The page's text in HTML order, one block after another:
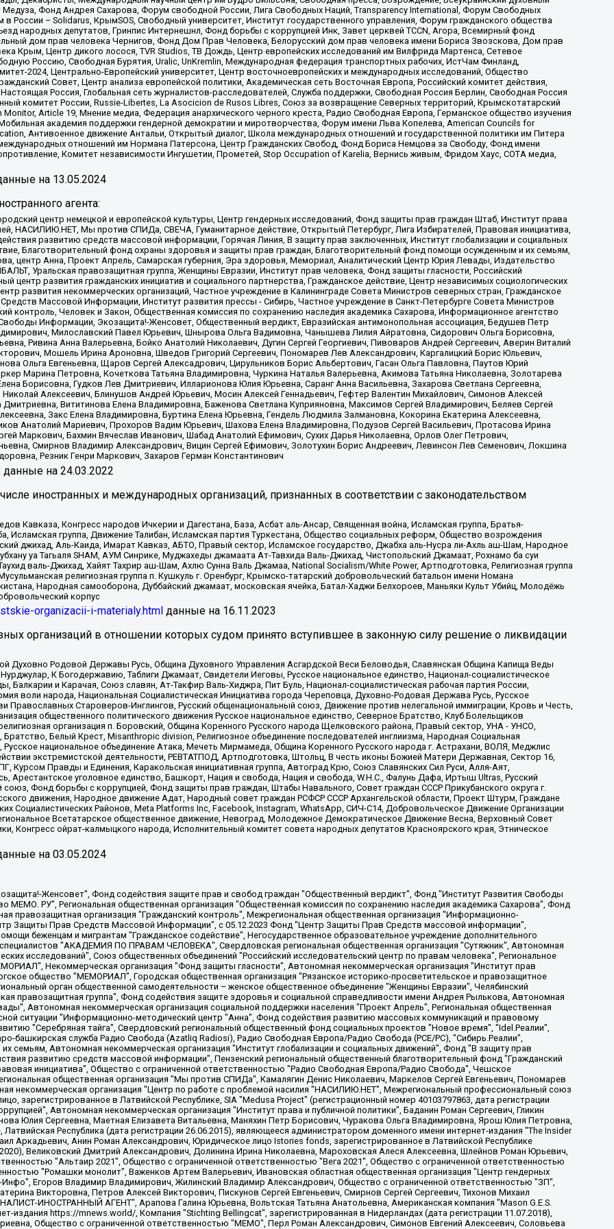
Фонд Андрея Сахарова, Форум свободной России, Лига Свободных Наций, Transparеncy International, Форум Свободных
России – Solidarus, КрымSOS, Свободный университет, Институт государственного управления, Форум гражданского общества
народных депутатов, Гринпис Интернешнл, Фонд борьбы с коррупцией Инк, Завет церквей TCCN, Агора, Всемирный фонд
дом прав человека Чернигов, Фонд Дом Прав Человека, Белорусский дом прав человека имени Бориса Звозскова, Дом прав
Крым, Центр дикого лосося, TVR Studios, ТВ Дождь, Центр европейских исследований им Вилфрида Мартенса, Сетевое
Россию, Свободная Бурятия, Uralic, UnKremlin, Международная федерация транспортных рабочих, ИстЧам Финланд,
2024, Центрально-Европейский университет, Центр восточноевропейских и международных исследований, Общество
Совет, Центр анализа европейской политики, Академическая сеть Восточная Европа, Российский комитет действия,
Россия, Глобальная сеть журналистов-расследователей, Служба поддержки, Свободная Россия Берлин, Свободная Россия
комитет России, Russie-Libertes, La Asocicion de Rusos Libres, Союз за возвращение Северных территорий, Крымскотатарский
Article 19, Мнение медиа, Федерация анархического черного креста, Радио Свободная Европа, Германское общество изучения
академия поддержки гендерной демократии и миротворчества, Форум имени Льва Копелева, American Councils for
Антивоенное движение Антальи, Открытый диалог, Школа международных отношений и государственной политики им Питера
отношений им Нормана Патерсона, Центр Гражданских Свобод, Фонд Бориса Немцова за Свободу, Фонд имени
Комитет независимости Ингушетии, Прометей, Stop Occupation of Karelia, Вернись живым, Фридом Хаус, СОТА медиа,
на 13.05.2024
агента:
центр немецкой и европейской культуры, Центр гендерных исследований, Фонд защиты прав граждан Штаб, Институт права
НАСИЛИЮ.НЕТ, Мы против СПИДа, СВЕЧА, Гуманитарное действие, Открытый Петербург, Лига Избирателей, Правовая инициатива,
развитию средств массовой информации, Горячая Линия, В защиту прав заключенных, Институт глобализации и социальных
Благотворительный фонд охраны здоровья и защиты прав граждан, Благотворительный фонд помощи осужденным и их семьям,
центр Анна, Проект Апрель, Самарская губерния, Эра здоровья, Мемориал, Аналитический Центр Юрия Левады, Издательство
Уральская правозащитная группа, Женщины Евразии, Институт прав человека, Фонд защиты гласности, Российский
центр развития гражданских инициатив и социального партнерства, Гражданское действие, Центр независимых социологических
развития некоммерческих организаций, Частное учреждение в Калининграде Совета Министров северных стран, Гражданское
Массовой Информации, Институт развития прессы - Сибирь, Частное учреждение в Санкт-Петербурге Совета Министров
контроль, Человек и Закон, Общественная комиссия по сохранению наследия академика Сахарова, Информационное агентство
Информации, Экозащита!-Женсовет, Общественный вердикт, Евразийская антимонопольная ассоциация, Бедушев Петр
Милославский Павел Юрьевич, Шнырова Ольга Вадимовна, Чанышева Лилия Айратовна, Сидорович Ольга Борисовна,
Ривина Анна Валерьевна, Бойко Анатолий Николаевич, Дугин Сергей Георгиевич, Пивоваров Андрей Сергеевич, Аверин Виталий
Мошель Ирина Ароновна, Шведов Григорий Сергеевич, Пономарев Лев Александрович, Каргалицкий Борис Юльевич,
Ольга Евгеньевна, Щаров Сергей Алексадрович, Цирульников Борис Альбертович, Гасан Ольга Павловна, Паутов Юрий
Марина Петровна, Кочеткова Татьяна Владимировна, Чуркина Наталья Валерьевна, Акимова Татьяна Николаевна, Золотарева
Борисовна, Гудков Лев Дмитриевич, Илларионова Юлия Юрьевна, Саранг Анна Васильевна, Захарова Светлана Сергеевна,
Алексеевич, Блинушов Андрей Юрьевич, Мосин Алексей Геннадьевич, Гефтер Валентин Михайлович, Симонов Алексей
Вититинова Елена Владимировна, Баженова Светлана Куприяновна, Максимов Сергей Владимирович, Беляев Сергей
Закс Елена Владимировна, Буртина Елена Юрьевна, Гендель Людмила Залмановна, Кокорина Екатерина Алексеевна,
Анатолий Мариевич, Прохоров Вадим Юрьевич, Шахова Елена Владимировна, Подузов Сергей Васильевич, Протасова Ирина
Маркович, Бахмин Вячеслав Иванович, Шабад Анатолий Ефимович, Сухих Дарья Николаевна, Орлов Олег Петрович,
Смирнов Владимир Александрович, Вицин Сергей Ефимович, Золотухин Борис Андреевич, Левинсон Лев Семенович, Локшина
Резник Генри Маркович, Захаров Герман Константинович
данные на 24.03.2022
иностранных и международных организаций, признанных в соответствии с законодательством
Кавказа, Конгресс народов Ичкерии и Дагестана, База, Асбат аль-Ансар, Священная война, Исламская группа, Братья-
Исламская группа, Движение Талибан, Исламская партия Туркестана, Общество социальных реформ, Общество возрождения
джихад, Аль-Каида, Имарат Кавказ, АБТО, Правый сектор, Исламское государство, Джабха аль-Нусра ли-Ахль аш-Шам, Народное
уа Тагьаля SHAM, АУМ Синрике, Муджахеды джамаата Ат-Тавхида Валь-Джихад, Чистопольский Джамаат, Рохнамо ба суи
валь-Джихад, Хайят Тахрир аш-Шам, Ахлю Сунна Валь Джамаа, National Socialism/White Power, Артподготовка, Религиозная группа
религиозная группа п. Кушкуль г. Оренбург, Крымско-татарский добровольческий батальон имени Номана
Народная самооборона, Дуббайский джамаат, московская ячейка, Батал-Хаджи Белхороев, Маньяки Культ Убийц, Молодёжь
корпус
organizacii-i-materialy.html данные на 16.11.2023
организаций в отношении которых судом принято вступившее в законную силу решение о ликвидации
Духовно Родовой Державы Русь, Община Духовного Управления Асгардской Веси Беловодья, Славянская Община Капища Веды
К Богодержавию, Таблиги Джамаат, Свидетели Иеговы, Русское национальное единство, Национал-социалистическое
и Карачая, Союз славян, Ат-Такфир Валь-Хиджра, Пит Буль, Национал-социалистическая рабочая партия России,
воли народа, Национальная Социалистическая Инициатива города Череповца, Духовно-Родовая Держава Русь, Русское
Православных Староверов-Инглингов, Русский общенациональный союз, Движение против нелегальной иммиграции, Кровь и Честь,
общественного политического движения Русское национальное единство, Северное Братство, Клуб Болельщиков
организация п. Боровский, Община Коренного Русского народа Щелковского района, Правый сектор, УНА - УНСО,
Белый Крест, Misanthropic division, Религиозное объединение последователей инглиизма, Народная Социальная
Русское национальное объединение Атака, Мечеть Мирмамеда, Община Коренного Русского народа г. Астрахани, ВОЛЯ, Меджлис
экстремистской деятельности, РЕВТАТПОД, Артподготовка, Штольц, В честь иконы Божией Матери Державная, Сектор 16,
Правды и Единения, Каракольская инициативная группа, Автоград Крю, Союз Славянских Сил Руси, Алля-Аят,
Арестантское уголовное единство, Башкорт, Нация и свобода, Нация и свобода, W.H.С., Фалунь Дафа, Иртыш Ultras, Русский
Фонд борьбы с коррупцией, Фонд защиты прав граждан, Штабы Навального, Совет граждан СССР Прикубанского округа г.
движения, Народное движение Адат, Народный совет граждан РСФСР СССР Архангельской области, Проект Штурм, Граждане
Социалистических Районов, Meta Platforms Inc, Facebook, Instagram, WhatsApp, СИЧ-С14, Добровольческое Движение Организации
Всетатарское общественное движение, Невоград, Молодежное Демократическое Движение Весна, Верховный Совет
Конгресс ойрат-калмыцкого народа, Исполнительный комитет совета народных депутатов Красноярского края, Этническое
на 03.05.2024
Александрович, Савицкая Людмила Алексеевна, Автономная некоммерческая организация "Центр по работе с проблемой насилия "НАСИЛИЮ.НЕТ", Межрегиональный профессиональный союз работников здравоохранения "Альянс врачей", Юридическое лицо, зарегистрированное в Латвийской Республике, SIA "Medusa Project" (регистрационный номер 40103797863, дата регистрации 10.06.2014), Некоммерческая организация "Фонд по борьбе с коррупцией", Автономная некоммерческая организация "Институт права и публичной политики", Баданин Роман Сергеевич, Гликин Максим Александрович, Железнова Мария Михайловна, Лукьянова Юлия Сергеевна, Маетная Елизавета Витальевна, Маняхин Петр Борисович, Чуракова Ольга Владимировна, Ярош Юлия Петровна, Юридическое лицо "The Insider SIA", зарегистрированное в Риге, Латвийская Республика (дата регистрации 26.06.2015), являющееся администратором доменного имени интернет-издания "The Insider SIA", https://theins.ru, Постернак Алексей Евгеньевич, Рубин Михаил Аркадьевич, Анин Роман Александрович, Юридическое лицо Istories fonds, зарегистрированное в Латвийской Республике (регистрационный номер 50008295751, дата регистрации 24.02.2020), Великовский Дмитрий Александрович, Долинина Ирина Николаевна, Мароховская Алеся Алексеевна, Шлейнов Роман Юрьевич, Шмагун Олеся Валентиновна, Общество с ограниченной ответственностью "Альтаир 2021", Общество с ограниченной ответственностью "Вега 2021", Общество с ограниченной ответственностью "Главный редактор 2021", Общество с ограниченной ответственностью "Ромашки монолит", Важенков Артем Валерьевич, Ивановская областная общественная организация "Центр гендерных исследований", Гурман Юрий Альбертович, Медиапроект "ОВД-Инфо", Егоров Владимир Владимирович, Жилинский Владимир Александрович, Общество с ограниченной ответственностью "ЗП", Иванова София Юрьевна, Карезина Инна Павловна, Кильтау Екатерина Викторовна, Петров Алексей Викторович, Пискунов Сергей Евгеньевич, Смирнов Сергей Сергеевич, Тихонов Михаил Сергеевич, Общество с ограниченной ответственностью "ЖУРНАЛИСТ-ИНОСТРАННЫЙ АГЕНТ", Арапова Галина Юрьевна, Вольтская Татьяна Анатольевна, Американская компания "Mason G.E.S. Anonymous Foundation" (США), являющаяся владельцем интернет-издания https://mnews.world/, Компания "Stichting Bellingcat", зарегистрированная в Нидерландах (дата регистрации 11.07.2018), Захаров Андрей Вячеславович, Клепиковская Екатерина Дмитриевна, Общество с ограниченной ответственностью "МЕМО", Перл Роман Александрович, Симонов Евгений Алексеевич, Соловьева Елена Анатольевна, Сотников Даниил Владимирович, Сурначева Елизавета Дмитриевна, Автономная некоммерческая организация по защите прав человека и информированию населения "Якутия – Наше Мнение", Общество с ограниченной ответственностью "Москоу диджитал медиа", с 26.01.2023 Общество с ограниченной ответственностью "Чайка Белые сады", Ветошкина Валерия Валерьевна, Заговора Максим Александрович, Межрегиональное общественное движение "Российская ЛГБТ - сеть", Оленичев Максим Владимирович, Павлов Иван Юрьевич, Скворцова Елена Сергеевна, Общество с ограниченной ответственностью "Как бы инагент", Кочетков Игорь Викторович, Общество с ограниченной ответственностью "Честные выборы", Еланчик Олег Александрович, Общество с ограниченной ответственностью "Нобелевский призыв", Гималова Регина Эмилевна, Григорьев Андрей Валерьевич, Григорьева Алина Александровна, Ассоциация по содействию защите прав призывников, альтернативнослужащих и военнослужащих "Правозащитная группа "Гражданин.Армия.Право", Хисамова Регина Фаритовна, Автономная некоммерческая организация по реализации социально-правовых программ "Лилит", Дальневосточное общественное движение "Маяк", Санкт-Петербургская ЛГБТ-инициативная группа "Выход", Инициативная группа ЛГБТ+ "Реверс", Алексеев Андрей Викторович, Бекбулатова Таисия Львовна, Беляев Иван Михайлович, Владыкина Елена Сергеевна, Гельман Марат Александрович, Никульшина Вероника Юрьевна, Толоконникова Надежда Андреевна, Шендерович Виктор Анатольевич, Общество с ограниченной ответственностью "Данное сообщение", Общество с ограниченной ответственностью Издательский дом "Новая глава", Айнбиндер Александра Александровна, Московский комьюнити-центр для ЛГБТ+инициатив, Благотворительный фонд развития филантропии, Deutsche Welle (Германия, Kurt-Schumacher-Strasse 3, 53113 Bonn), Борзунова Мария Михайловна, Воробьев Виктор Викторович, Голубева Анна Львовна, Константинова Алла Михайловна, Малкова Ирина Владимировна, Мурадов Мурад Абдулгалимович, Осетинская Елизавета Николаевна, Понасенков Евгений Николаевич, Ганапольский Матвей Юрьевич, Киселев Евгений Алексеевич, Борухович Ирина Григорьевна, Дремин Иван Тимофеевич, Дубровский Дмитрий Викторович, Красноярская региональная общественная организация поддержки и развития альтернативных образовательных технологий и межкультурных коммуникаций "ИНТЕРРА", Маяковская Екатерина Алексеевна, Фейгин Марк Захарович, Филимонов Андрей Викторович, Дзугкоева Регина Николаевна, Доброхотов Роман Александрович, Дудь Юрий Александрович, Елкин Сергей Владимирович, Кругликов Кирилл Игоревич, Сабунаева Мария Леонидовна, Семенов Алексей Владимирович, Шаинян Карен Багратович, Шульман Екатерина Михайловна, Асафьев Артур Валерьевич, Вахштайн Виктор Семенович, Венедиктов Алексей Алексеевич, Лушникова Екатерина Евгеньевна, Волков Леонид Михайлович, Невзоров Александр Глебович, Пархоменко Сергей Борисович, Сироткин Ярослав Николаевич, Кара-Мурза Владимир Владимирович, Баранова Наталья Владимировна, Гозман Леонид Яковлевич, Кагарлицкий Борис Юльевич, Климарев Михаил Валерьевич, Милов Владимир Станиславович, Автономная некоммерческая организация Краснодарский центр современного искусства "Типография", Моргенштерн Алишер Тагирович, Соболь Любовь Эдуардовна, Общество с ограниченной ответственностью "ЛИЗА НОРМ", Каспаров Гарри Кимович, Ходорковский Михаил Борисович, Общество с ограниченной ответственностью "Апрельские тезисы", Данилович Ирина Брониславовна, Кашин Олег Владимирович, Петров Николай Владимирович, Пивоваров Алексей Владимирович, Соколов Михаил Владимирович, Цветкова Юлия Владимировна, Чичваркин Евгений Александрович, Комитет против пыток/Команда против пыток, Общество с ограниченной ответственностью "Первый научный", Общество с ограниченной ответственностью "Вертолет и ко", Белоцерковская Вероника Борисовна, Кац Максим Евгеньевич, Лазарева Татьяна Юрьевна, Шаведдинов Руслан Табризович, Яшин Илья Валерьевич, Общество с ограниченной ответственностью "Иноагент ААВ", Алешковский Дмитрий Петрович, Альбац Евгения Марковна, Быков Дмитрий Львович, Галямина Юлия Евгеньевна, Лойко Сергей Леонидович, Мартынов Кирилл Константинович, Медведев Сергей Александрович, Крашенинников Федор Геннадиевич, Гордеева Катерина Вл